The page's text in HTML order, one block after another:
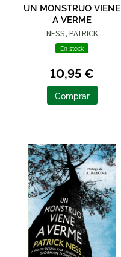
UN MONSTRUO VIENE
A VERME
NESS, PATRICK
En stock
10,95 €
Comprar